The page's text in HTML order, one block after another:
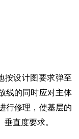
按设计图要求弹至
线的同时应对主体
行修理， 使基层的
直度要求。